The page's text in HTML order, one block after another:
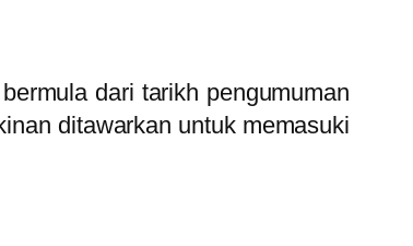
dari tarikh pengumuman
ditawarkan untuk memasuki